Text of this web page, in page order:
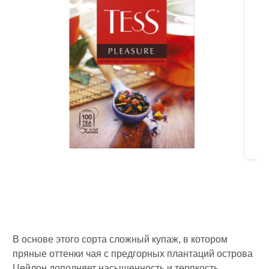
В основе этого сорта сложный купаж, в котором
пряные оттенки чая с предгорных плантаций острова